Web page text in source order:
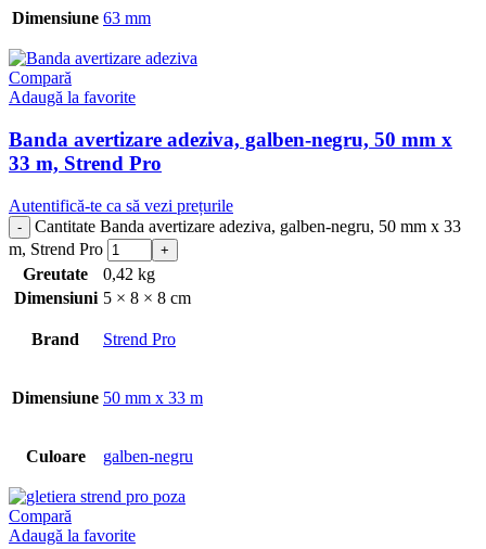
Dimensiune 63 mm
Compară
Adaugă la favorite
Banda avertizare adeziva, galben-negru, 50 mm x
33 m, Strend Pro
Autentifică-te ca să vezi prețurile
Cantitate Banda avertizare adeziva, galben-negru, 50 mm x 33
m, Strend Pro
Greutate
0,42 kg
Dimensiuni 5 × 8 × 8 cm
Brand Strend Pro
Dimensiune 50 mm x 33 m
Culoare galben-negru
Compară
Adaugă la favorite